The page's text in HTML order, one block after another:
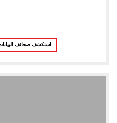
استكشف صحائف البيانات